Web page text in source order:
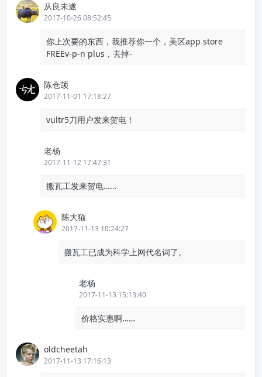
从良未遂
2017-10-26 08:52:45
你上次要的东西，我推荐你一个，美区app store
FREEv-p-n plus，去掉-
陈仓颉
2017-11-01 17:18:27
vultr5刀用户发来贺电！
老杨
2017-11-12 17:47:31
搬瓦工发来贺电……
陈大猫
2017-11-13 10:24:27
搬瓦工已成为科学上网代名词了。
老杨
2017-11-13 15:13:40
价格实惠啊……
oldcheetah
2017-11-13 17:16:13